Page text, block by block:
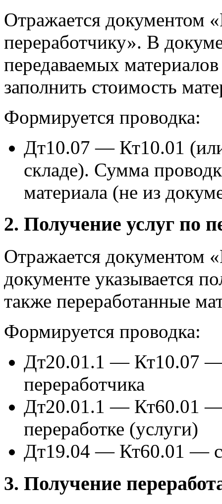
Отражается документом
переработчику». В
передаваемых
заполнить стоимость
Формируется проводка:
Дт10.07 — Кт10.01
складе). Сумма
материала (не из
2. Получение услуг по
Отражается документом
документе указывается
также переработанные
Формируется проводка:
Дт20.01.1 — Кт10.07 —
переработчика
Дт20.01.1 — Кт60.01 —
переработке (услуги)
Дт19.04 — Кт60.01 —
3. Получение